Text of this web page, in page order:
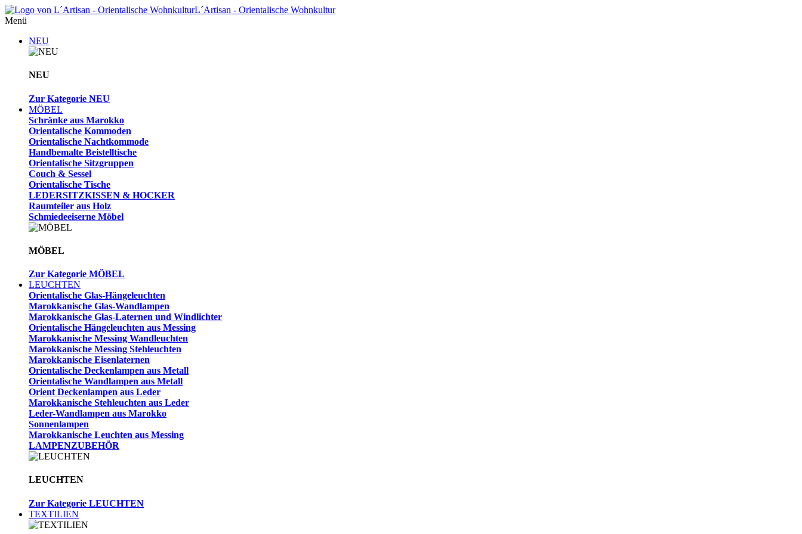
L´Artisan - Orientalische Wohnkultur
Menü
NEU
NEU
Zur Kategorie NEU
MÖBEL
Schränke aus Marokko
Orientalische Kommoden
Orientalische Nachtkommode
Handbemalte Beistelltische
Orientalische Sitzgruppen
Couch & Sessel
Orientalische Tische
LEDERSITZKISSEN & HOCKER
Raumteiler aus Holz
Schmiedeeiserne Möbel
MÖBEL
Zur Kategorie MÖBEL
LEUCHTEN
Orientalische Glas-Hängeleuchten
Marokkanische Glas-Wandlampen
Marokkanische Glas-Laternen und Windlichter
Orientalische Hängeleuchten aus Messing
Marokkanische Messing Wandleuchten
Marokkanische Messing Stehleuchten
Marokkanische Eisenlaternen
Orientalische Deckenlampen aus Metall
Orientalische Wandlampen aus Metall
Orient Deckenlampen aus Leder
Marokkanische Stehleuchten aus Leder
Leder-Wandlampen aus Marokko
Sonnenlampen
Marokkanische Leuchten aus Messing
LAMPENZUBEHÖR
LEUCHTEN
Zur Kategorie LEUCHTEN
TEXTILIEN